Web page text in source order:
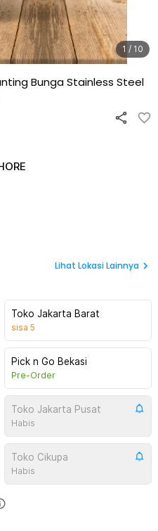
1 / 10
Bunga Stainless Steel
Lihat Lokasi Lainnya
Toko Jakarta Barat
sisa 5
Pick n Go Bekasi
Pre-Order
Toko Jakarta Pusat
Habis
Toko Cikupa
Habis